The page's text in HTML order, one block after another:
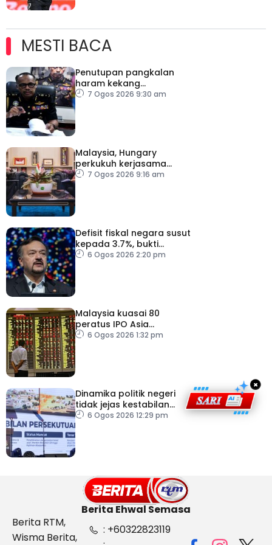
MESTI BACA
Penutupan pangkalan
haram kekang
penyeludupan di
7 Ogos 2026 9:30 am
Malaysia, Hungary
perkukuh kerjasama
sektor pertanian
7 Ogos 2026 9:16 am
Defisit fiskal negara susut
kepada 3.7%, bukti
keyakinan pelabur masih
6 Ogos 2026 2:20 pm
Malaysia kuasai 80
peratus IPO Asia
Tenggara, kumpul AS$1.4
6 Ogos 2026 1:32 pm
Dinamika politik negeri
tidak jejas kestabilan
Kerajaan Perpaduan
6 Ogos 2026 12:29 pm
×
Berita Ehwal Semasa
Berita RTM,
Wisma Berita,
: +60322823119